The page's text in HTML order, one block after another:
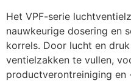
Het VPF-serie
nauwkeurige dosering en
korrels. Door lucht en
ventielzakken te vullen,
productverontreiniging